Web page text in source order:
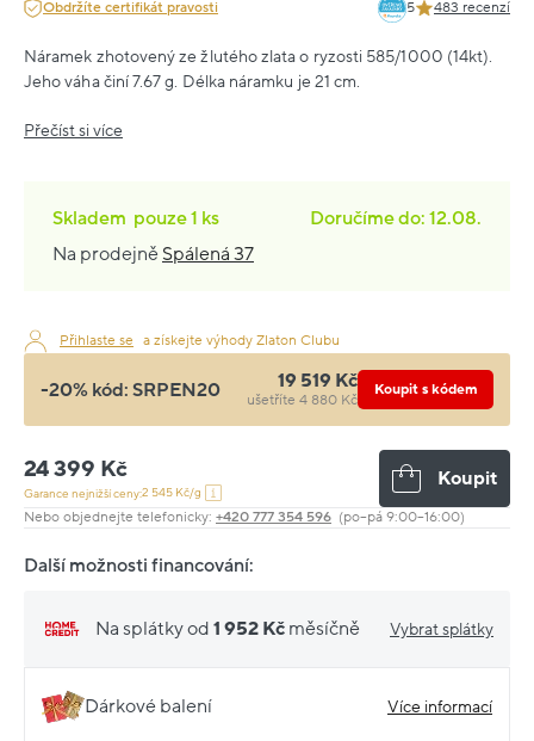
Obdržíte certifikát pravosti 5 483 recenzí
Náramek zhotovený ze žlutého zlata o ryzosti 585/1000 (14kt).
Jeho váha činí 7.67 g. Délka náramku je 21 cm.
Přečíst si více
Skladem pouze1 ks
Doručíme do: 12.08.
Na prodejně Spálená 37
Přihlaste se a získejte výhody Zlaton Clubu
-20% kód: SRPEN20 19 519 Kč
ušetříte 4 880 Kč
Koupit s kódem
24 399 Kč
Garance nejnižší ceny:2 545 Kč/g
Koupit
Nebo objednejte telefonicky: +420 777 354 596 (po–pá 9:00–16:00)
Další možnosti financování:
Na splátky od 1 952 Kč měsíčně Vybrat splátky
Dárkové balení Více informací